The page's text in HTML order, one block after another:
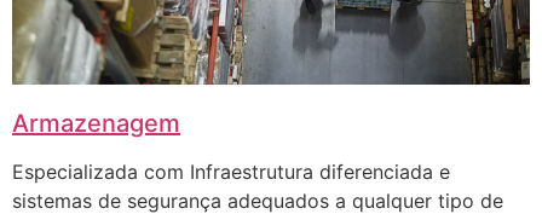
Armazenagem
Especializada com Infraestrutura diferenciada e
sistemas de segurança adequados a qualquer tipo de